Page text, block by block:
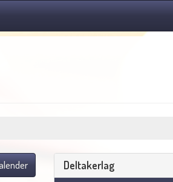
Deltakerlag